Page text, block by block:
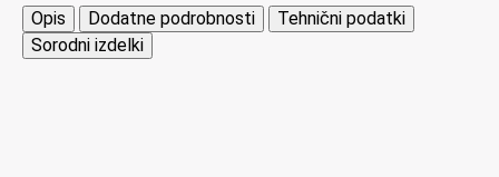
količina
Opis Dodatne podrobnosti
Tehnični podatki
Sorodni izdelki